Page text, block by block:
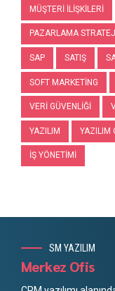
MÜŞTERI İLIŞKILERI
PAZARLAMA
SAP SATIŞ
SOFT MARKETING
VERI GÜVENLIĞI
YAZILIM YAZILIM
İŞ YÖNETIMI
SM YAZILIM
Merkez Ofis